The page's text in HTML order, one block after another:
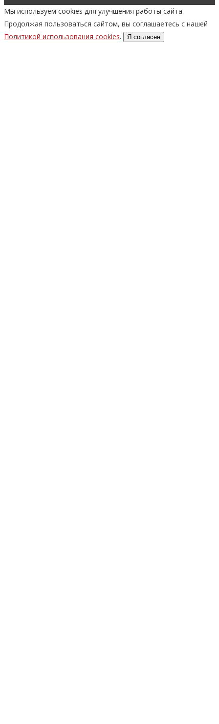
Мы используем cookies для улучшения работы сайта.
Продолжая пользоваться сайтом, вы соглашаетесь с нашей
Политикой использования cookies. Я согласен